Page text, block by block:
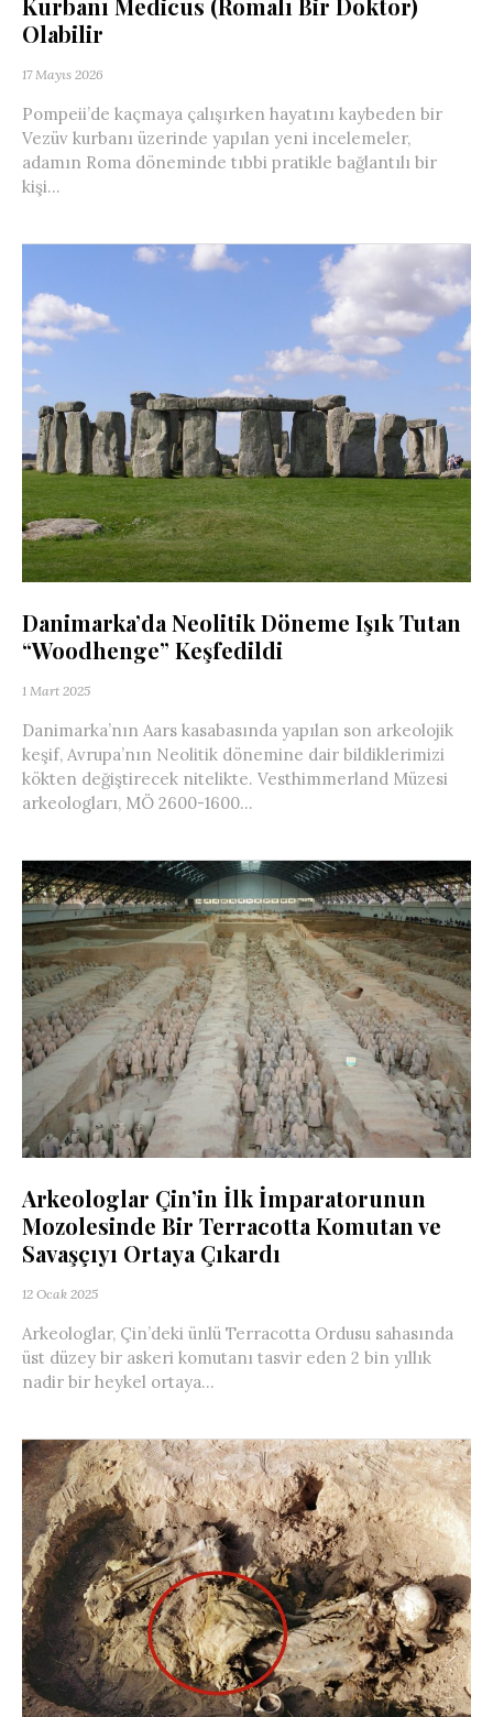
Kurbanı Medicus (Romalı Bir Doktor)
Olabilir
17 Mayıs 2026
Pompeii’de kaçmaya çalışırken hayatını kaybeden bir
Vezüv kurbanı üzerinde yapılan yeni incelemeler,
adamın Roma döneminde tıbbi pratikle bağlantılı bir
kişi...
Danimarka’da Neolitik Döneme Işık Tutan
“Woodhenge” Keşfedildi
1 Mart 2025
Danimarka’nın Aars kasabasında yapılan son arkeolojik
keşif, Avrupa’nın Neolitik dönemine dair bildiklerimizi
kökten değiştirecek nitelikte. Vesthimmerland Müzesi
arkeologları, MÖ 2600-1600...
Arkeologlar Çin’in İlk İmparatorunun
Mozolesinde Bir Terracotta Komutan ve
Savaşçıyı Ortaya Çıkardı
12 Ocak 2025
Arkeologlar, Çin’deki ünlü Terracotta Ordusu sahasında
üst düzey bir askeri komutanı tasvir eden 2 bin yıllık
nadir bir heykel ortaya...